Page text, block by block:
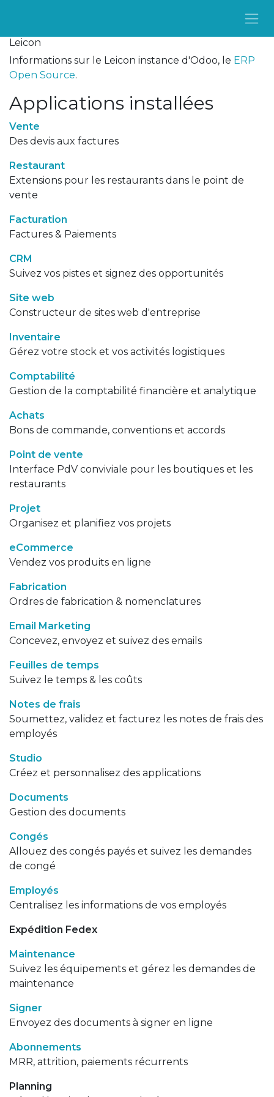
Leicon
Informations sur le Leicon instance d'Odoo, le ERP
Open Source.
Applications installées
Vente
Des devis aux factures
Restaurant
Extensions pour les restaurants dans le point de
vente
Facturation
Factures & Paiements
CRM
Suivez vos pistes et signez des opportunités
Site web
Constructeur de sites web d'entreprise
Inventaire
Gérez votre stock et vos activités logistiques
Comptabilité
Gestion de la comptabilité financière et analytique
Achats
Bons de commande, conventions et accords
Point de vente
Interface PdV conviviale pour les boutiques et les
restaurants
Projet
Organisez et planifiez vos projets
eCommerce
Vendez vos produits en ligne
Fabrication
Ordres de fabrication & nomenclatures
Email Marketing
Concevez, envoyez et suivez des emails
Feuilles de temps
Suivez le temps & les coûts
Notes de frais
Soumettez, validez et facturez les notes de frais des
employés
Studio
Créez et personnalisez des applications
Documents
Gestion des documents
Congés
Allouez des congés payés et suivez les demandes
de congé
Employés
Centralisez les informations de vos employés
Expédition Fedex
Maintenance
Suivez les équipements et gérez les demandes de
maintenance
Signer
Envoyez des documents à signer en ligne
Abonnements
MRR, attrition, paiements récurrents
Planning